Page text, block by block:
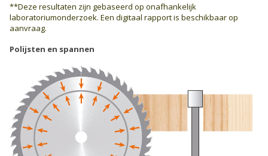
**Deze resultaten zijn gebaseerd op onafhankelijk
laboratoriumonderzoek. Een digitaal rapport is beschikbaar op
aanvraag.
Polijsten en spannen